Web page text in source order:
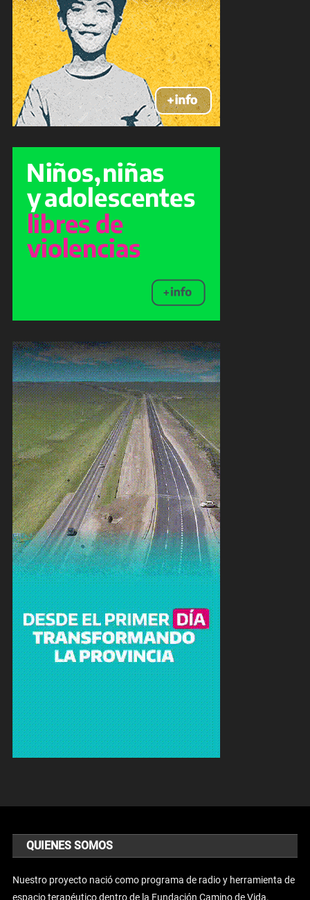
QUIENES SOMOS
Nuestro proyecto nació como programa de radio y herramienta de
espacio terapéutico dentro de la Fundación Camino de Vida.